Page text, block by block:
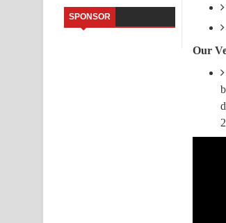
Father Song Lyrics - ෆාදර්
NEENA Song Lyrics - නීනා
Ahimi Wimai Himi Song
Mathaka Parana Song
SPONSOR
Our